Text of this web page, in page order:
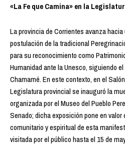
«La Fe que Camina» en la
La provincia de Corrientes avanza
postulación de la tradicional
para su reconocimiento como
Humanidad ante la Unesco, siguiendo
Chamamé. En este contexto, en el
Legislatura provincial se inauguró la
organizada por el Museo del Pueblo
Senado; dicha exposición pone en
comunitario y espiritual de esta
visitada por el público hasta el 15 de